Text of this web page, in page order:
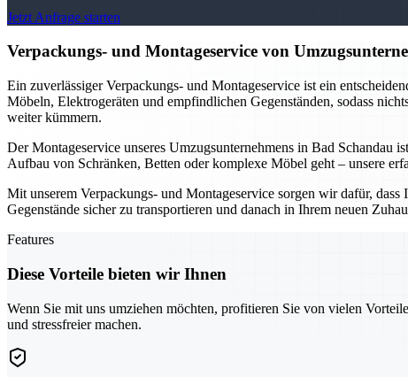
Jetzt Anfrage starten
Verpackungs- und Montageservice von
Ein zuverlässiger Verpackungs- und Montageservice ist ein
Möbeln, Elektrogeräten und empfindlichen Gegenständen, sodass
weiter kümmern.
Der Montageservice unseres Umzugsunternehmens in Bad Schandau
Aufbau von Schränken, Betten oder komplexe Möbel geht – unsere
Mit unserem Verpackungs- und Montageservice sorgen wir dafür,
Gegenstände sicher zu transportieren und danach in Ihrem neuen
Features
Diese Vorteile bieten wir Ihnen
Wenn Sie mit uns umziehen möchten, profitieren Sie von vielen
und stressfreier machen.